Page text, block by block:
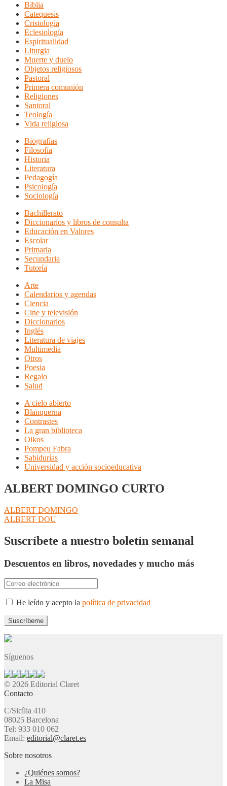
Biblia
Catequesis
Cristología
Eclesiología
Espiritualidad
Liturgia
Muerte y duelo
Objetos religiosos
Pastoral
Primera comunión
Religiones
Santoral
Teología
Vida religiosa
Biografías
Filosofía
Historia
Literatura
Pedagogía
Psicología
Sociología
Bachillerato
Diccionarios y libros de consulta
Educación en Valores
Escolar
Primaria
Secundaria
Tutoría
Arte
Calendarios y agendas
Ciencia
Cine y televisión
Diccionarios
Inglés
Literatura de viajes
Multimedia
Otros
Poesia
Regalo
Salud
A cielo abierto
Blanquerna
Contrastes
La gran biblioteca
Oikos
Pompeu Fabra
Sabidurías
Universidad y acción socioeducativa
ALBERT DOMINGO CURTO
Navegación
de
entradas
Anterior:
ALBERT DOMINGO
Siguiente:
ALBERT DOU
Suscríbete a nuestro boletín semanal
Descuentos en libros, novedades y mucho más
He leído y acepto la política de privacidad
Síguenos
© 2026 Editorial Claret
Contacto
C/Sicília 410
08025 Barcelona
Tel: 933 010 062
Email: editorial@claret.es
Sobre nosotros
¿Quiénes somos?
La Misa